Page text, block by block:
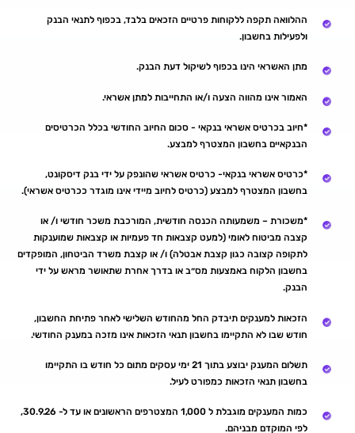
ההלוואה תקפה ללקוחות פרטיים הזכאים בלבד, בכפוף לתנאי הבנק
ולפעילות בחשבון.
מתן האשראי הינו בכפוף לשיקול דעת הבנק.
האמור אינו מהווה הצעה ו/או התחייבות למתן אשראי.
*חיוב בכרטיס אשראי בנקאי - סכום החיוב החודשי בכלל הכרטיסים
הבנקאיים בחשבון המצטרף למבצע.
*כרטיס אשראי בנקאי- כרטיס אשראי שהונפק על ידי בנק דיסקונט,
בחשבון המצטרף למבצע (כרטיס לחיוב מיידי אינו מוגדר ככרטיס אשראי).
*משכורת – משמעותה הכנסה חודשית, המורכבת משכר חודשי ו/ או
קצבה מביטוח לאומי (למעט קצבאות חד פעמיות או קצבאות שמוענקות
לתקופה קצובה כגון קצבת אבטלה) ו/ או קצבת משרד הביטחון, המופקדים
בחשבון הלקוח באמצעות מס״ב או בדרך אחרת שתאושר מראש על ידי
הבנק.
הזכאות למענקים תיבדק החל מהחודש השלישי לאחר פתיחת החשבון,
חודש שבו לא התקיימו בחשבון תנאי הזכאות אינו מזכה במענק החודשי.
תשלום המענק יבוצע בתוך 21 ימי עסקים מתום כל חודש בו התקיימו
בחשבון תנאי הזכאות כמפורט לעיל.
כמות המענקים מוגבלת ל 1,000 המצטרפים הראשונים או עד ל- 30.9.26,
לפי המוקדם מבניהם.